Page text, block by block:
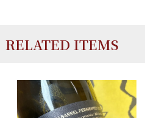
RELATED ITEMS